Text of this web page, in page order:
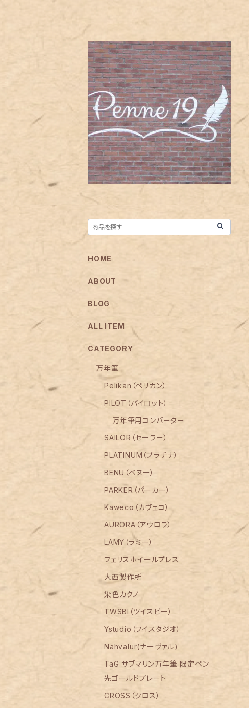
HOME
ABOUT
BLOG
ALL ITEM
CATEGORY
万年筆
Pelikan（ペリカン）
PILOT（パイロット）
万年筆用コンバーター
SAILOR（セーラー）
PLATINUM（プラチナ）
BENU（ベヌー）
PARKER（パーカー）
Kaweco（カヴェコ）
AURORA（アウロラ）
LAMY（ラミー）
フェリスホイールプレス
大西製作所
染色カクノ
TWSBI（ツイスビー）
Ystudio（ワイスタジオ）
Nahvalur(ナーヴァル)
TaG サブマリン万年筆 限定ペン
先ゴールドプレート
CROSS（クロス）